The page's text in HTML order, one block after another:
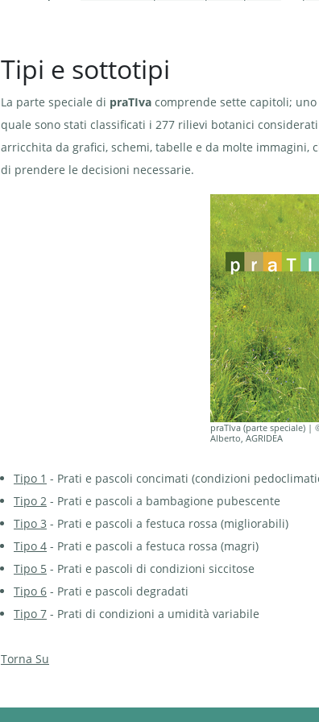
Tipi e sottotipi
La parte speciale di praTIva comprende sette capitoli;
quale sono stati classificati i 277 rilievi botanici
arricchita da grafici, schemi, tabelle e da molte immagini,
di prendere le decisioni necessarie.
praTIva (parte speciale) |
Alberto, AGRIDEA
Tipo 1 - Prati e pascoli concimati (condizioni
Tipo 2 - Prati e pascoli a bambagione pubescente
Tipo 3 - Prati e pascoli a festuca rossa (migliorabili)
Tipo 4 - Prati e pascoli a festuca rossa (magri)
Tipo 5 - Prati e pascoli di condizioni siccitose
Tipo 6 - Prati e pascoli degradati
Tipo 7 - Prati di condizioni a umidità variabile
Torna Su